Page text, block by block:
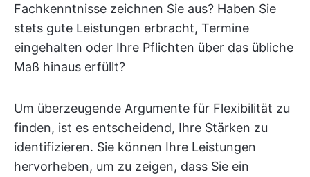
Fachkenntnisse zeichnen Sie aus? Haben Sie
stets gute Leistungen erbracht, Termine
eingehalten oder Ihre Pflichten über das übliche
Maß hinaus erfüllt?
Um überzeugende Argumente für Flexibilität zu
finden, ist es entscheidend, Ihre Stärken zu
identifizieren. Sie können Ihre Leistungen
hervorheben, um zu zeigen, dass Sie ein